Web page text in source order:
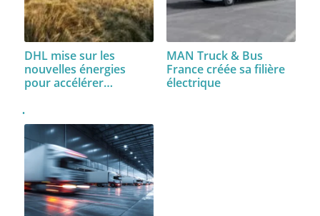
DHL mise sur les
nouvelles énergies
pour accélérer…
MAN Truck & Bus
France créée sa filière
électrique